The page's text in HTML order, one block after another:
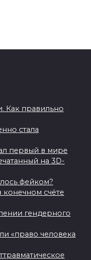
Как правильно
стала
первый в мире
на 3D-
фейком?
счёте
гендерного
«право человека